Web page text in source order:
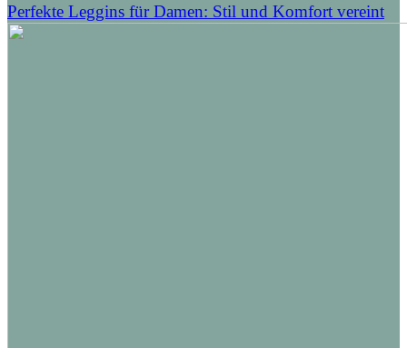
Perfekte Leggins für Damen: Stil und Komfort vereint